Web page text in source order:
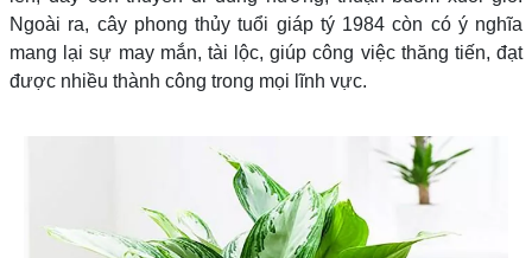
Ngoài ra, cây phong thủy tuổi giáp tý 1984 còn có ý nghĩa
mang lại sự may mắn, tài lộc, giúp công việc thăng tiến, đạt
được nhiều thành công trong mọi lĩnh vực.